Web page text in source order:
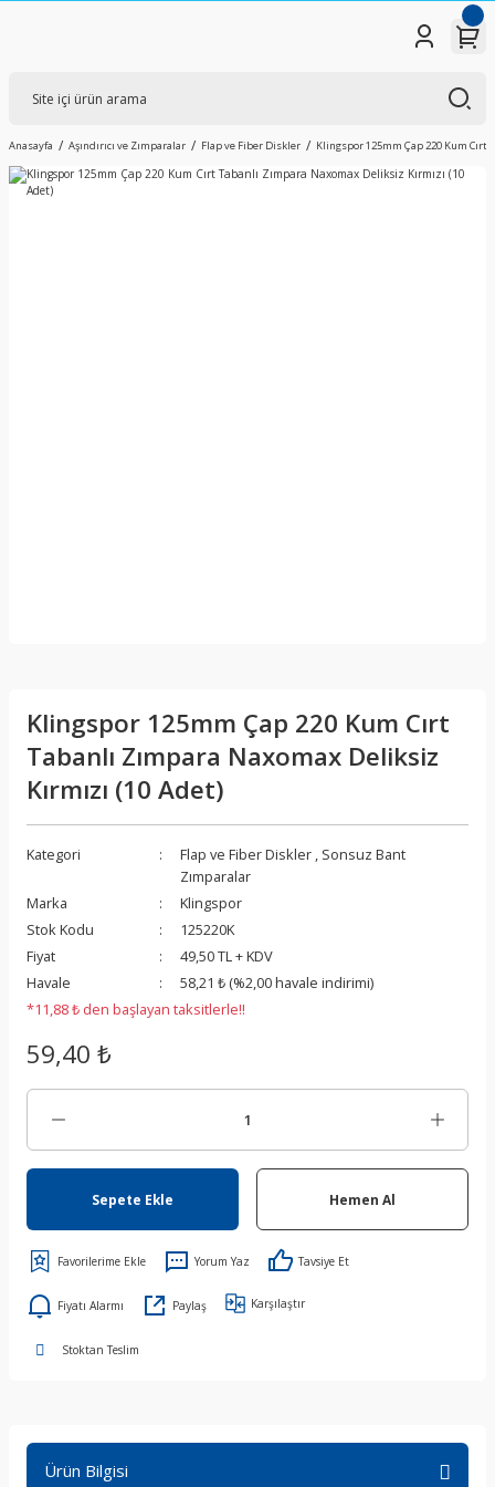
Anasayfa Aşındırıcı ve Zımparalar Flap ve Fiber Diskler Klingspor 125mm Çap 220 Kum Cırt
Klingspor 125mm Çap 220 Kum Cırt
Tabanlı Zımpara Naxomax Deliksiz
Kırmızı (10 Adet)
Kategori Flap ve Fiber Diskler , Sonsuz Bant
Zımparalar
Marka
Klingspor
Stok Kodu
125220K
Fiyat
49,50 TL + KDV
Havale
58,21 ₺ (%2,00 havale indirimi)
*11,88 ₺ den başlayan taksitlerle!!
59,40 ₺
Sepete Ekle Hemen Al
Yorum Yaz Tavsiye Et
Fiyatı Alarmı Paylaş Karşılaştır
Stoktan Teslim
Ürün Bilgisi